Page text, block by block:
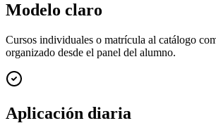
Modelo claro
Cursos individuales o matrícula al catálogo
organizado desde el panel del alumno.
Aplicación diaria